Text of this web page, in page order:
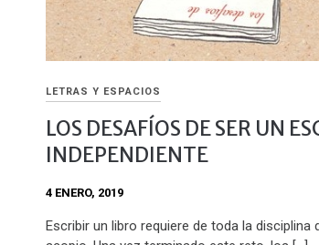
LETRAS Y ESPACIOS
LOS DESAFÍOS DE SER UN
INDEPENDIENTE
4 ENERO, 2019
Escribir un libro requiere de toda la disciplina